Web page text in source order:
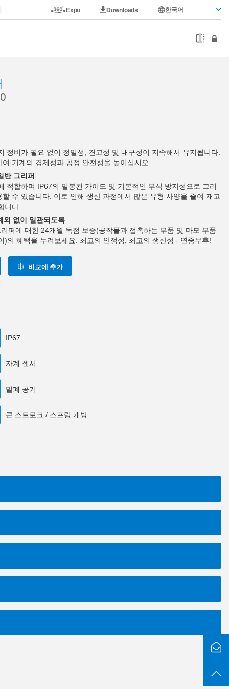
Expo Downloads 한국어
정비가 필요 없이 정밀성, 견고성 및 내구성이 지속해서 유지됩니다.
기계의 경제성과 공정 안전성을 높이십시오.
반 그리퍼
적합하며 IP67의 밀봉된 가이드 및 기본적인 부식 방지성으로 그리
수 있습니다. 이로 인해 생산 과정에서 많은 유형 사양을 줄여 재고
니다.
외 없이 일관되도록
퍼에 대한 24개월 독점 보증(공작물과 접촉하는 부품 및 마모 부품
)의 혜택을 누려보세요. 최고의 안정성, 최고의 생산성 - 연중무휴!
비교에 추가
IP67
자계 센서
밀폐 공기
큰 스트로크 / 스프링 개방